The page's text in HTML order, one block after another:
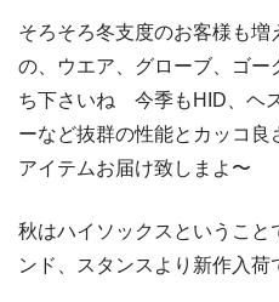
そろそろ冬支度のお客様も
の、ウエア、グローブ、ゴ
ち下さいね 今季もHID、ヘ
ーなど抜群の性能とカッコ
アイテムお届け致しまよ〜
秋はハイソックスということ
ンド、スタンスより新作入荷